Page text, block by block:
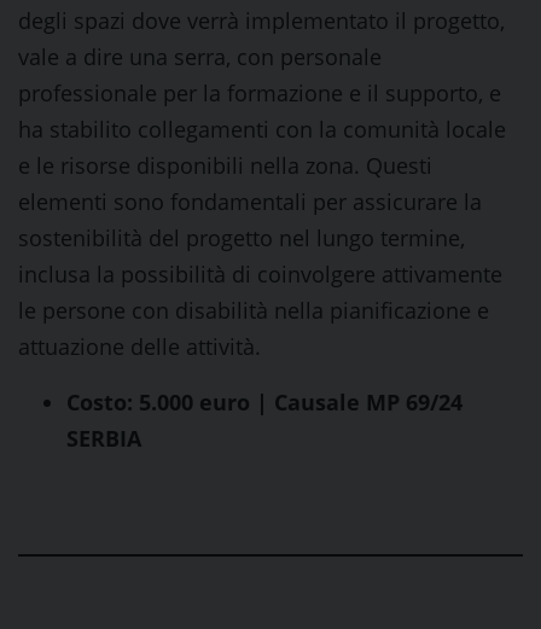
degli spazi dove verrà implementato il progetto,
vale a dire una serra, con personale
professionale per la formazione e il supporto, e
ha stabilito collegamenti con la comunità locale
e le risorse disponibili nella zona. Questi
elementi sono fondamentali per assicurare la
sostenibilità del progetto nel lungo termine,
inclusa la possibilità di coinvolgere attivamente
le persone con disabilità nella pianificazione e
attuazione delle attività.
Costo: 5.000 euro | Causale MP 69/24
SERBIA